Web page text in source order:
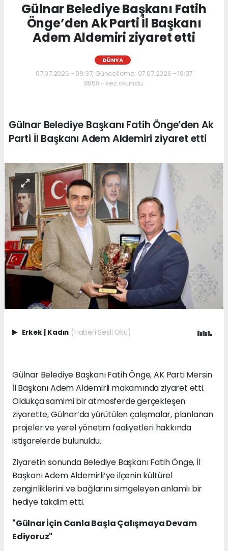
Gülnar Belediye Başkanı Fatih
Önge’den Ak Parti İl Başkanı
Adem Aldemiri ziyaret etti
DÜNYA
07.07.2026 - 09:37, Güncelleme: 07.07.2026 - 19:37
8858+ kez okundu.
Gülnar Belediye Başkanı Fatih Önge’den Ak
Parti İl Başkanı Adem Aldemiri ziyaret etti
Erkek | Kadın (Haberi Sesli Oku)
Gülnar Belediye Başkanı Fatih Önge, AK Parti Mersin
İl Başkanı Adem Aldemirli makamında ziyaret etti.
Oldukça samimi bir atmosferde gerçekleşen
ziyarette, Gülnar’da yürütülen çalışmalar, planlanan
projeler ve yerel yönetim faaliyetleri hakkında
istişarelerde bulunuldu.
Ziyaretin sonunda Belediye Başkanı Fatih Önge, İl
Başkanı Adem Aldemirli’ye ilçenin kültürel
zenginliklerini ve bağlarını simgeleyen anlamlı bir
hediye takdim etti.
"Gülnar İçin Canla Başla Çalışmaya Devam
Ediyoruz"